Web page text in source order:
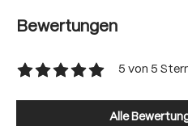
Bewertungen
5 von 5
Alle